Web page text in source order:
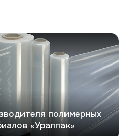
полимерных
«Уралпак»